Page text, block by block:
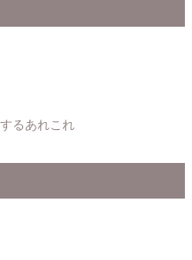
るあれこれ